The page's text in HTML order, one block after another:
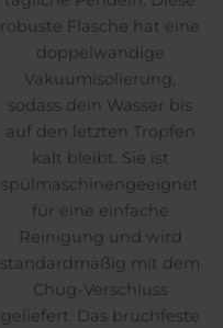
robuste Flasche hat eine
doppelwandige
Vakuumisolierung,
sodass dein Wasser bis
auf den letzten Tropfen
kalt bleibt. Sie ist
spülmaschinengeeignet
für eine einfache
Reinigung und wird
standardmäßig mit dem
Chug-Verschluss
geliefert. Das bruchfeste